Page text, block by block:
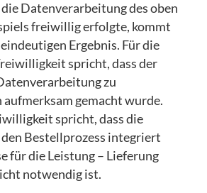
Datenverarbeitung des oben
freiwillig erfolgte, kommt
Ergebnis. Für die
spricht, dass der
zu
aufmerksam gemacht wurde.
spricht, dass die
Bestellprozess integriert
für die Leistung – Lieferung
notwendig ist.